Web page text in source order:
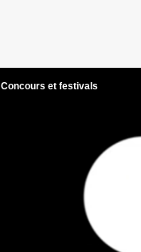
Concours et festivals